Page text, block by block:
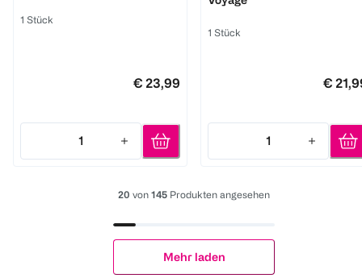
1 Stück
€ 23,99
1
Quantity: 1
1 Stück
€
1
Quantity: 1
20 von 145 Produkten angesehen
Mehr laden